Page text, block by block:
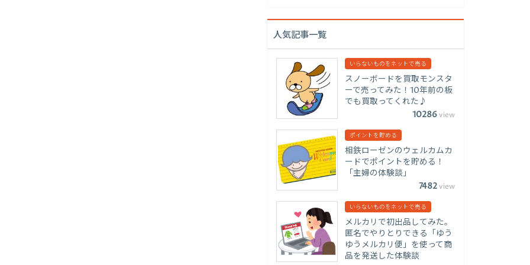
人気記事一覧
いらないものをネットで売る
スノーボードを買取モンスタ
ーで売ってみた！10年前の板
でも買取ってくれた♪
10286view
ポイントを貯める
相鉄ローゼンのウェルカムカ
ードでポイントを貯める！
「主婦の体験談」
7482view
いらないものをネットで売る
メルカリで初出品してみた。
匿名でやりとりできる「ゆう
ゆうメルカリ便」を使って商
品を発送した体験談